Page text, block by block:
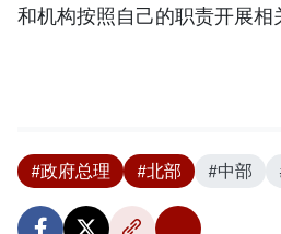
和机构按照自己的职责开展相
#政府总理 #北部 #中部